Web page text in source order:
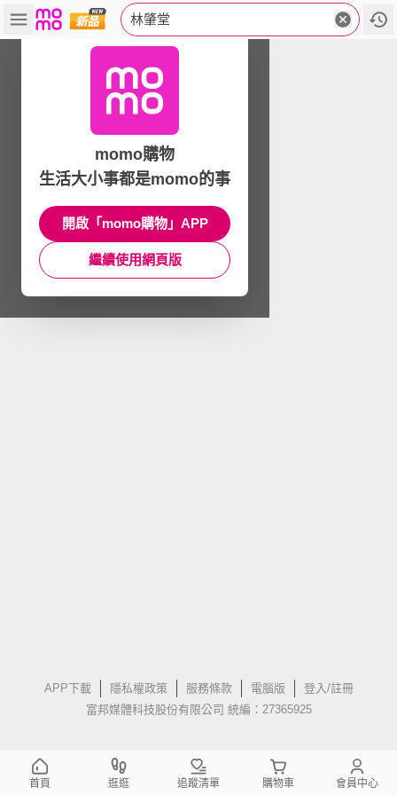
林肇堂
APP下載 隱私權政策 服務條款 電腦版
登入/註冊
富邦媒體科技股份有限公司 統編：27365925
momo購物
生活大小事都是momo的事
開啟「momo購物」APP
繼續使用網頁版
首頁 逛逛 追蹤清單 購物車 會員中心